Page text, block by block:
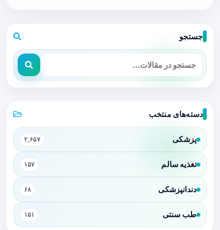
جستجو
دسته‌های منتخب
پزشکی ۲,۶۵۷
تغذیه سالم ۱۵۷
دندانپزشکی ۶۸
طب سنتی ۱۵۱